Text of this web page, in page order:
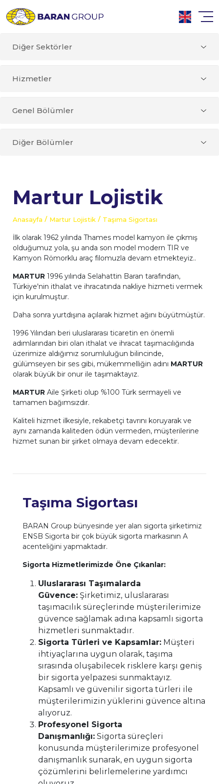
Diğer Sektörler
Hizmetler
Genel Bölümler
Diğer Bölümler
Martur Lojistik
Anasayfa / Martur Lojistik / Taşıma Sigortası
İlk olarak 1962 yılında Thames model kamyon ile çıkmış
olduğumuz yola, şu anda son model modern TIR ve
Kamyon Römorklu araç filomuzla devam etmekteyiz..
MARTUR 1996 yılında Selahattin Baran tarafından,
Türkiye'nin ithalat ve ihracatında nakliye hizmeti vermek
için kurulmuştur.
Daha sonra yurtdışına açılarak hizmet ağını büyütmüştür.
1996 Yılından beri uluslararası ticaretin en önemli
adımlarından biri olan ithalat ve ihracat taşımacılığında
üzerimize aldığımız sorumluluğun bilincinde,
gülümseyen bir ses gibi, mükemmelliğin adını MARTUR
olarak büyük bir onur ile taşımaktayız.
MARTUR Aile Şirketi olup %100 Türk sermayeli ve
tamamen bağımsızdır.
Kaliteli hizmet ilkesiyle, rekabetçi tavrını koruyarak ve
aynı zamanda kaliteden ödün vermeden, müşterilerine
hizmet sunan bir şirket olmaya devam edecektir.
Taşıma Sigortası
BARAN Group bünyesinde yer alan sigorta şirketimiz
ENSB Sigorta bir çok büyük sigorta markasının A
acenteliğini yapmaktadır.
Sigorta Hizmetlerimizde Öne Çıkanlar:
Uluslararası Taşımalarda
Güvence: Şirketimiz, uluslararası
taşımacılık süreçlerinde müşterilerimize
güvence sağlamak adına kapsamlı sigorta
hizmetleri sunmaktadır.
Sigorta Türleri ve Kapsamlar: Müşteri
ihtiyaçlarına uygun olarak, taşıma
sırasında oluşabilecek risklere karşı geniş
bir sigorta yelpazesi sunmaktayız.
Kapsamlı ve güvenilir sigorta türleri ile
müşterilerimizin yüklerini güvence altına
alıyoruz.
Profesyonel Sigorta
Danışmanlığı: Sigorta süreçleri
konusunda müşterilerimize profesyonel
danışmanlık sunarak, en uygun sigorta
çözümlerini belirlemelerine yardımcı